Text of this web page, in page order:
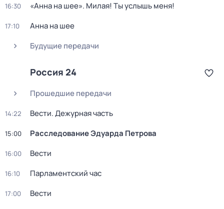
16:30 «Анна на шее». Милая! Ты услышь меня!
17:10
Анна на шее
Будущие передачи
Россия 24
Прошедшие передачи
14:22 Вести. Дежурная часть
15:00 Расследование Эдуарда Петрова
16:00 Вести
16:10 Парламентский час
17:00
Вести